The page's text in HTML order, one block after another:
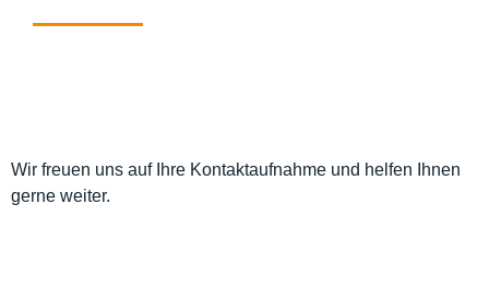
Wir freuen uns auf Ihre Kontaktaufnahme und helfen Ihnen
gerne weiter.